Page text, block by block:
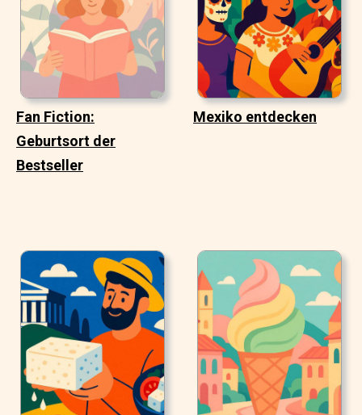
Fan Fiction:
Geburtsort der
Bestseller
Mexiko entdecken